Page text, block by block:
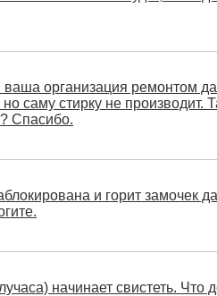
организация ремонтом
саму стирку не
Спасибо.
и горит замочек
начинает свистеть. Что